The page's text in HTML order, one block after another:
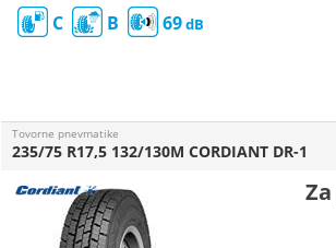
C B 69
Tovorne pnevmatike
235/75 R17,5 132/130M CORDIANT DR-1